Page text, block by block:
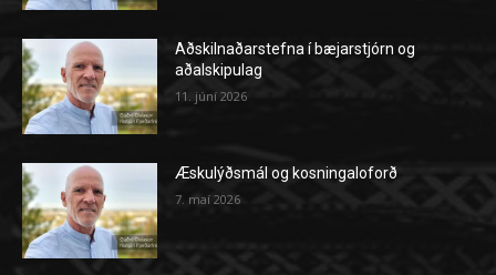
Aðskilnaðarstefna í bæjarstjórn og
aðalskipulag
11. júní 2026
Æskulýðsmál og kosningaloforð
7. maí 2026